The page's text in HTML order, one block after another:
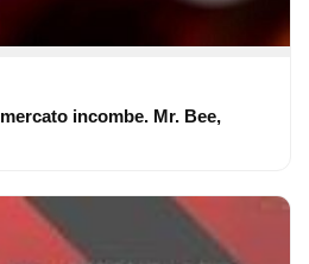
incombe. Mr. Bee,